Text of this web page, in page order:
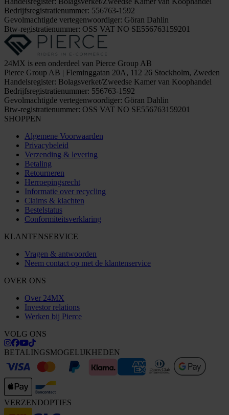
Bedrijfsregistratienummer: 556763-1592
Gevolmachtigde vertegenwoordiger: Göran Dahlin
Btw-registratienummer: OSS VAT NO SE556763159201
24MX is een onderdeel van Pierce Group AB
Pierce Group AB | Fleminggatan 20A, 112 26 Stockholm, Zweden
Handelsregister: Bolagsverket/Zweedse Kamer van Koophandel
Bedrijfsregistratienummer: 556763-1592
Gevolmachtigde vertegenwoordiger: Göran Dahlin
Btw-registratienummer: OSS VAT NO SE556763159201
SHOPPEN
Algemene Voorwaarden
Privacybeleid
Verzending & levering
Betaling
Retourneren
Herroepingsrecht
Informatie over recycling
Claims & klachten
Bestelstatus
Conformiteitsverklaring
KLANTENSERVICE
Vragen & antwoorden
Neem contact op met de klantenservice
OVER ONS
Over 24MX
Investor relations
Werken bij Pierce
VOLG ONS
BETALINGSMOGELIJKHEDEN
VERZENDOPTIES